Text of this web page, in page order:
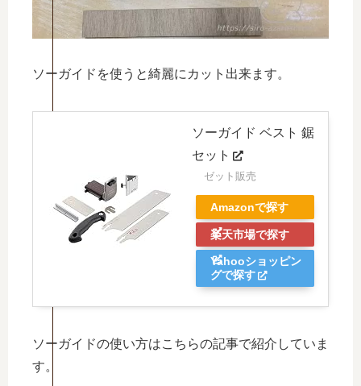
ソーガイドを使うと綺麗にカット出来ます。
ソーガイド ベスト 鋸
セット
ゼット販売
Amazonで探す
楽天市場で探す
Yahooショッピン
グで探す
ソーガイドの使い方はこちらの記事で紹介していま
す。